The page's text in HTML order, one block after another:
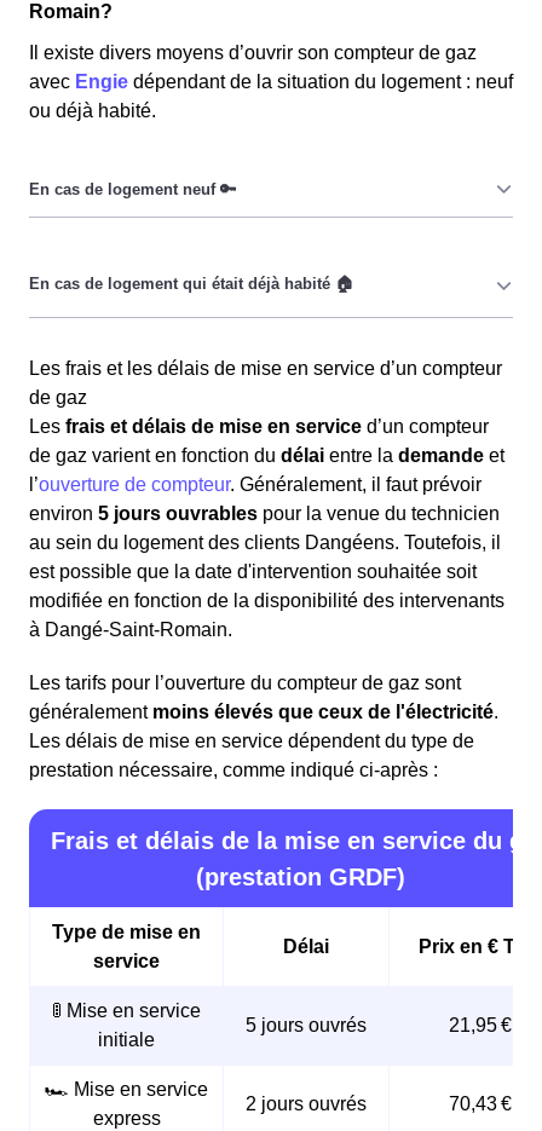
Romain?
Il existe divers moyens d’ouvrir son compteur de gaz
avec Engie dépendant de la situation du logement : neuf
ou déjà habité.
les Dangéens doivent tout d’abordraccorder
Il convient de contacterGRDF pour connecter sa maison
à Dangé-Saint-Romain au réseau de gaz naturel (gaz
de ville). Le délai de raccordement dépend de la
complexité des travauxet de laduréenécessaire pour
obtenir les autorisations administratives locales, pouvant
atteindre 2 mois. Après le raccordement, si l'installation
intérieure est certifiée conforme au gaz, les clients
Dangéens peuvent demander à un technicien de GRDF
de mettre en service le gaz en souscrivant un contrat
avec le fournisseur de son choix disponible à Dangé-
le seul à pouvoir procéder à l'ouverture des
indépendamment du fournisseur de gaz choisi.
nompar la souscription à un contrat d’énergie auprès
d’un fournisseur lorsque le client de Dangé-Saint-
Romain (86220) emménage dans un logement déjà
occupé précédemment. Cette démarche est nécessaire
même si le gaz n'a pas été coupé. Cetteprocédure
obligatoireimplique lasouscriptiond'unabonnement
de gazafin de bénéficier de cette énergie.
Quand le gaz a été coupé, il faut suivre différentes
étapes :
Sélectionner un fournisseur de gaz
Contacter le fournisseur pour souscrire un contrat de
gaz et planifier le rendez-vous pour la mise en
service du gaz
Choisir une date pour la venue du technicien
souscription du contrat, le conseiller aura besoin de
L'adresse complète de l’habitation
Le nom de l'ancienne personne ayant résidé dans le
logement
La dernière facture de l'ancien occupant si elle est
disponible
Les frais et les délais de mise en service d’un compteur
de gaz
Les frais et délais de mise en service d’un compteur
de gaz varient en fonction du délai entre la demande et
l’ouverture de compteur. Généralement, il faut prévoir
environ 5 jours ouvrables pour la venue du technicien
au sein du logement des clients Dangéens. Toutefois, il
est possible que la date d'intervention souhaitée soit
modifiée en fonction de la disponibilité des intervenants
à Dangé-Saint-Romain.
Les tarifs pour l’ouverture du compteur de gaz sont
généralement moins élevés que ceux de l'électricité.
Les délais de mise en service dépendent du type de
prestation nécessaire, comme indiqué ci-après :
Frais et délais de la mise en service du
(prestation GRDF)
Type de mise en
service
Délai Prix en € TTC
🚦 Mise en service
initiale
5 jours ouvrés 21,95 €
🏎️ Mise en service
express
2 jours ouvrés 70,43 €